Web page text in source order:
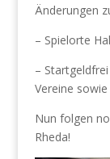
Änderungen
– Spielorte
–
Vereine
Nun folgen
Rheda!